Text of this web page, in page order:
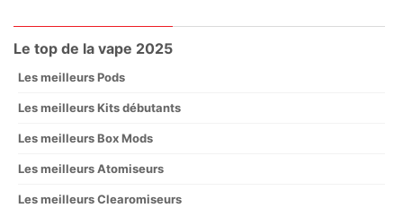
Le top de la vape 2025
Les meilleurs Pods
Les meilleurs Kits débutants
Les meilleurs Box Mods
Les meilleurs Atomiseurs
Les meilleurs Clearomiseurs